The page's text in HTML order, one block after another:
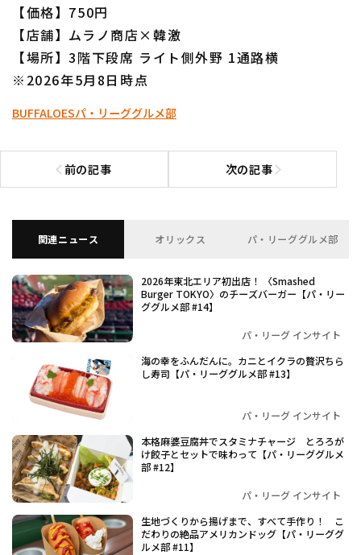
利用規約
運営会社（別ウィンドウで開く） よくある質問
特定商取引法の表示
【価格】750円
【店舗】ムラノ商店×韓激
【場所】3階下段席 ライト側外野 1通路横
※2026年5月8日時点
BUFFALOESパ・リーググルメ部
前の記事
前の記事へ 次の記事次の記事へ
関連ニュース オリックス パ・リーググルメ部
2026年東北エリア初出店！ 〈Smashed
Burger TOKYO〉のチーズバーガー【パ・リー
ググルメ部 #14】
パ・リーグ インサイト
海の幸をふんだんに。カニとイクラの贅沢ちら
し寿司【パ・リーググルメ部 #13】
パ・リーグ インサイト
本格麻婆豆腐丼でスタミナチャージ とろろが
け餃子とセットで味わって【パ・リーググルメ
部 #12】
パ・リーグ インサイト
生地づくりから揚げまで、すべて手作り！ こ
だわりの絶品アメリカンドッグ【パ・リーググ
ルメ部 #11】